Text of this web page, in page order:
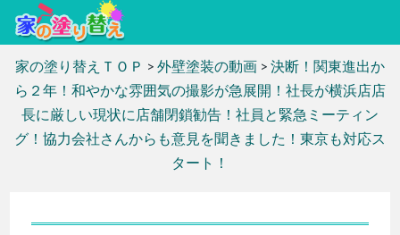
家の塗り替えＴＯＰ > 外壁塗装の動画 > 決断！関東進出か
ら２年！和やかな雰囲気の撮影が急展開！社長が横浜店店
長に厳しい現状に店舗閉鎖勧告！社員と緊急ミーティン
グ！協力会社さんからも意見を聞きました！東京も対応ス
タート！